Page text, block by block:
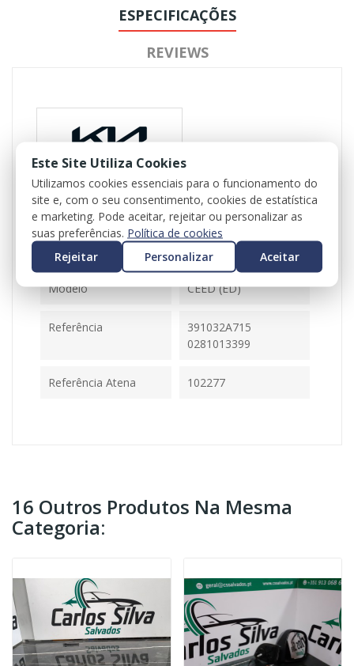
ESPECIFICAÇÕES
REVIEWS
Referência 102277
Disponível 1 Item
Ficha Informativa
Modelo CEED (ED)
Referência
391032A715
0281013399
Referência Atena 102277
16 Outros Produtos Na Mesma
Categoria:
Este Site Utiliza Cookies
Utilizamos cookies essenciais para o funcionamento do
site e, com o seu consentimento, cookies de estatística
e marketing. Pode aceitar, rejeitar ou personalizar as
suas preferências. Política de cookies
Rejeitar
Personalizar Aceitar